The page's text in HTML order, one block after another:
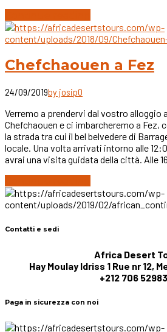
Chefchaouen a Fez
24/09/2019by josip0
Verremo a prendervi dal vostro alloggio
Chefchaouen e ci imbarcheremo a Fez,
la strada tra cui il bel belvedere di
locale. Una volta arrivati intorno alle
avrai una visita guidata della città. Alle
Contatti e sedi
Africa Desert
Hay Moulay Idriss 1 Rue nr 12,
+212 706
Paga in sicurezza con noi